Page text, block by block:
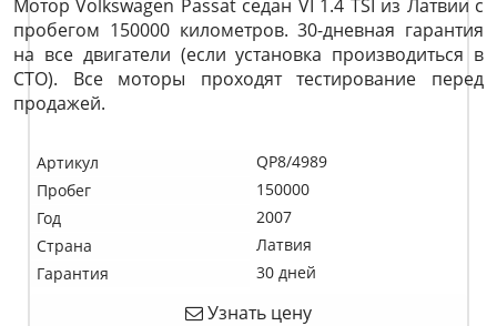
Мотор Volkswagen Passat седан VI 1.4 TSI из Латвии с
пробегом 150000 километров. 30-дневная гарантия
на все двигатели (если установка производиться в
СТО). Все моторы проходят тестирование перед
продажей.
Артикул
QP8/4989
Пробег
150000
Год
2007
Страна
Латвия
Гарантия
30 дней
Узнать цену